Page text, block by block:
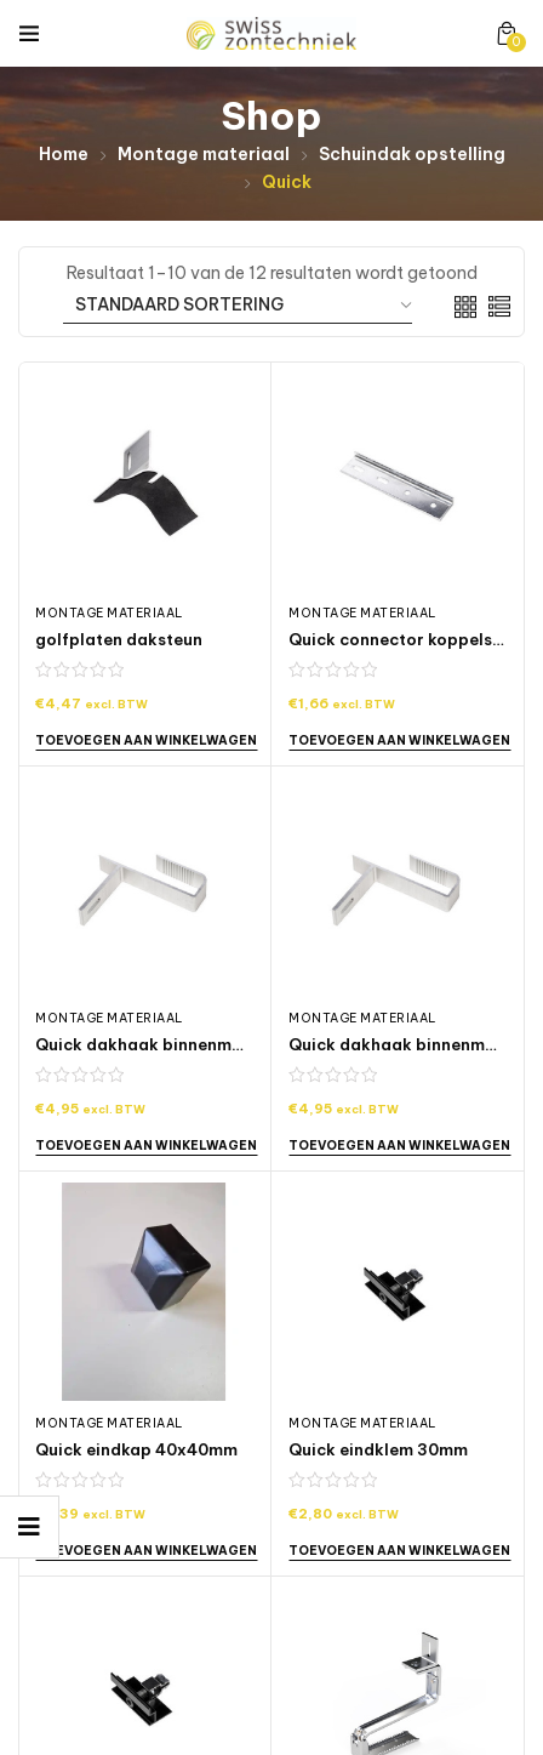
0
Shop
Home Montage materiaal
Schuindak opstelling
Quick
Resultaat 1–10 van de 12 resultaten wordt getoond
MONTAGE MATERIAAL
golfplaten daksteun
€4,47 excl. BTW
TOEVOEGEN AAN WINKELWAGEN
MONTAGE MATERIAAL
Quick connector koppelstuk rail 40x40mm
€1,66 excl. BTW
TOEVOEGEN AAN WINKELWAGEN
MONTAGE MATERIAAL
Quick dakhaak binnenmaat 35mm
€4,95 excl. BTW
TOEVOEGEN AAN WINKELWAGEN
MONTAGE MATERIAAL
Quick dakhaak binnenmaat 45mm
€4,95 excl. BTW
TOEVOEGEN AAN WINKELWAGEN
MONTAGE MATERIAAL
Quick eindkap 40x40mm
€ 0,39 excl. BTW
TOEVOEGEN AAN WINKELWAGEN
MONTAGE MATERIAAL
Quick eindklem 30mm
€2,80 excl. BTW
TOEVOEGEN AAN WINKELWAGEN